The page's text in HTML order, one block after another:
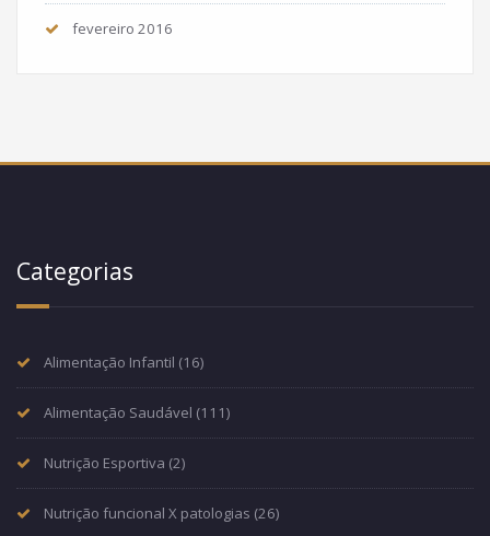
fevereiro 2016
Categorias
Alimentação Infantil (16)
Alimentação Saudável (111)
Nutrição Esportiva (2)
Nutrição funcional X patologias (26)